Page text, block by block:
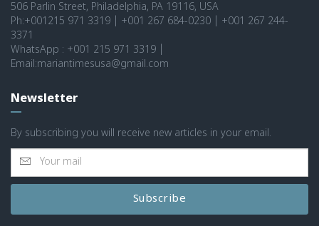
506 Parlin Street, Philadelphia, PA 19116, USA
Ph:+001215 971 3319 | +001 267 684-0230 | +001 267 244-
3371
WhatsApp : +001 215 971 3319 |
Email:mariantimesusa@gmail.com
Newsletter
By subscribing you will receive new articles in your email.
Subscribe